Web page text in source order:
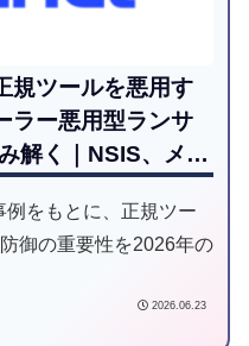
規ツールを悪用す
ラー悪用型ランサ
解く｜NSIS、メモ
をもとに、正規ツー
御の重要性を2026年の
2026.06.23